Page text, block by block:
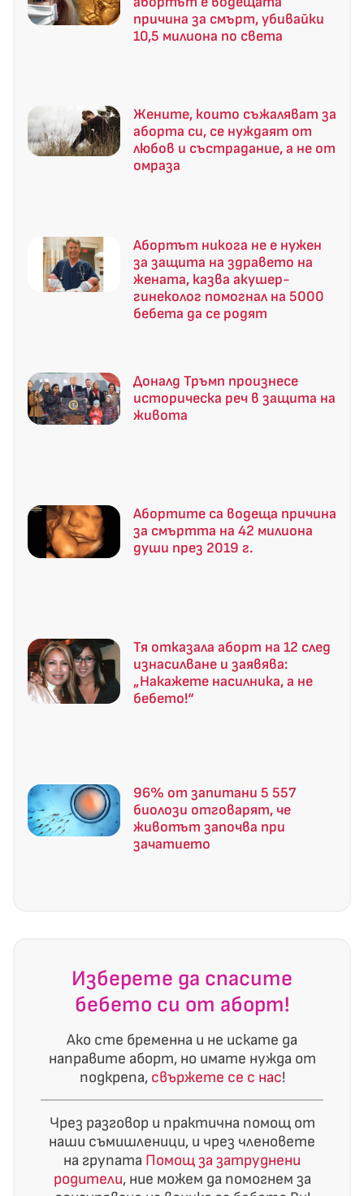
причина за смърт, убивайки
10,5 милиона по света
Жените, които съжаляват за
аборта си, се нуждаят от
любов и състрадание, а не от
омраза
Абортът никога не е нужен
за защита на здравето на
жената, казва акушер-
гинеколог помогнал на 5000
бебета да се родят
Доналд Тръмп произнесе
историческа реч в защита на
живота
Абортите са водеща причина
за смъртта на 42 милиона
души през 2019 г.
Тя отказала аборт на 12 след
изнасилване и заявява:
„Накажете насилника, а не
бебето!“
96% от запитани 5 557
биолози отговарят, че
животът започва при
зачатието
Изберете да спасите
бебето си от аборт!
Ако сте бременна и не искате да
направите аборт, но имате нужда от
подкрепа, свържете се с нас!
Чрез разговор и практична помощ от
наши съмишленици, и чрез членовете
на групата Помощ за затруднени
родители, ние можем да помогнем за